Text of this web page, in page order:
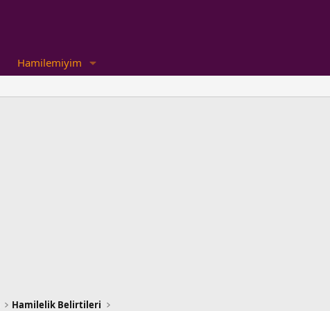
Hamilemiyim
Hamilelik Belirtileri